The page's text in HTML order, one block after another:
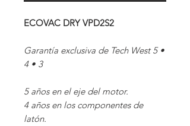
ECOVAC DRY VPD2S2
Garantía exclusiva de Tech West 5 •
4 • 3
5 años en el eje del motor.
4 años en los componentes de
latón.